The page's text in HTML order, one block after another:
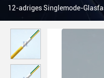
12-adriges Singlemode-